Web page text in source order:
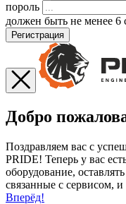
пороль
должен быть не менее 6
Регистрация
Добро
Поздравляем вас с
PRIDE! Теперь у вас
оборудование,
связанные с сервисом,
Вперёд!